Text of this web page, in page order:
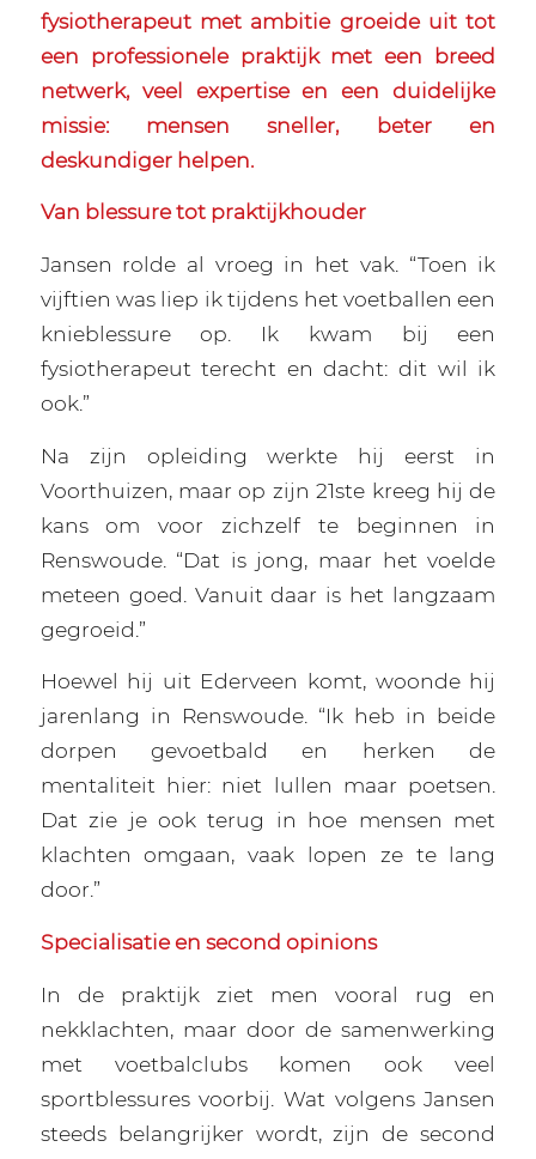
fysiotherapeut met ambitie groeide uit tot
een professionele praktijk met een breed
netwerk, veel expertise en een duidelijke
missie: mensen sneller, beter en
deskundiger helpen.
Van blessure tot praktijkhouder
Jansen rolde al vroeg in het vak. “Toen ik
vijftien was liep ik tijdens het voetballen een
knieblessure op. Ik kwam bij een
fysiotherapeut terecht en dacht: dit wil ik
ook.”
Na zijn opleiding werkte hij eerst in
Voorthuizen, maar op zijn 21ste kreeg hij de
kans om voor zichzelf te beginnen in
Renswoude. “Dat is jong, maar het voelde
meteen goed. Vanuit daar is het langzaam
gegroeid.”
Hoewel hij uit Ederveen komt, woonde hij
jarenlang in Renswoude. “Ik heb in beide
dorpen gevoetbald en herken de
mentaliteit hier: niet lullen maar poetsen.
Dat zie je ook terug in hoe mensen met
klachten omgaan, vaak lopen ze te lang
door.”
Specialisatie en second opinions
In de praktijk ziet men vooral rug en
nekklachten, maar door de samenwerking
met voetbalclubs komen ook veel
sportblessures voorbij. Wat volgens Jansen
steeds belangrijker wordt, zijn de second